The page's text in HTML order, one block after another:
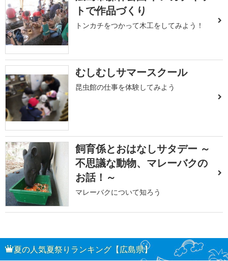
トで作品づくり
トンカチをつかって木工をしてみよう！
むしむしサマースクール
昆虫館の仕事を体験してみよう
飼育係とおはなしサタデー ～
不思議な動物、マレーバクの
お話！～
マレーバクについて知ろう
夏の人気夏祭りランキング【広島県】